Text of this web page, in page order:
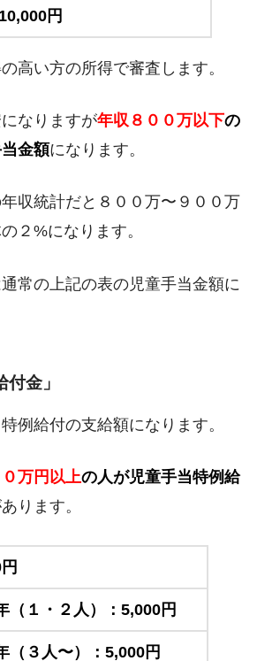
円
高い方の所得で審査します。
なりますが年収８００万以下の
金額になります。
収統計だと８００万〜９００万
２%になります。
常の上記の表の児童手当金額に
付金」
例給付の支給額になります。
０万円以上の人が児童手当特例給
ります。
（１・２人）：5,000円
（３人〜）：5,000円